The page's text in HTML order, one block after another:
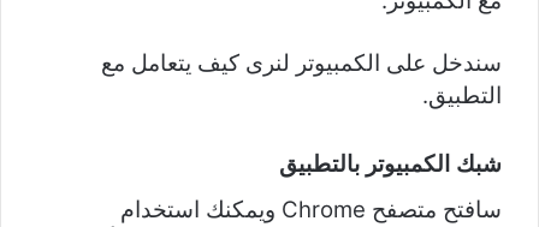
سندخل على الكمبيوتر لنرى كيف يتعامل مع
التطبيق.
شبك الكمبيوتر بالتطبيق
سافتح متصفح Chrome ويمكنك استخدام